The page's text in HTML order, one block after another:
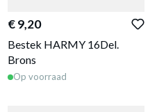
€ 9,20
Bestek HARMY 16Del.
Brons
Op voorraad